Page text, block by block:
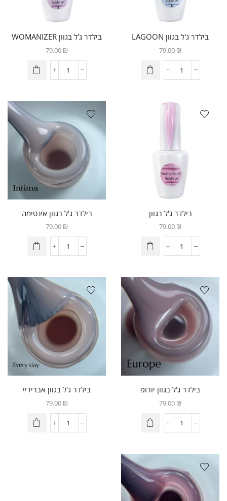
בילדר ג'ל בגוון LAGOON
79.00 ₪
בילדר ג'ל בגוון WOMANIZER
79.00 ₪
בילדר ג'ל בגוון
MOTHERFUCKER
79.00 ₪
בילדר ג'ל בגוון אינטימה
79.00 ₪
בילדר ג'ל בגוון יורופ
79.00 ₪
בילדר ג'ל בגוון אברידיי
79.00 ₪